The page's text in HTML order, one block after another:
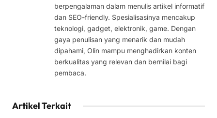
berpengalaman dalam menulis artikel informatif
dan SEO-friendly. Spesialisasinya mencakup
teknologi, gadget, elektronik, game. Dengan
gaya penulisan yang menarik dan mudah
dipahami, Olin mampu menghadirkan konten
berkualitas yang relevan dan bernilai bagi
pembaca.
Artikel Terkait